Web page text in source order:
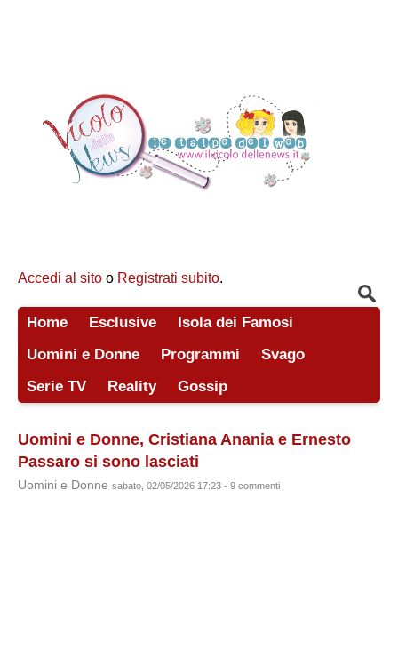
Accedi al sito o Registrati subito.
Home Esclusive
Isola dei Famosi
Uomini e Donne
Programmi
Svago
Serie TV
Reality Gossip
Uomini e Donne, Cristiana Anania e Ernesto
Passaro si sono lasciati
Uomini e Donne sabato, 02/05/2026 17:23 - 9 commenti